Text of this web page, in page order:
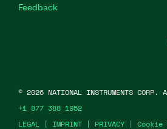
Feedback
LEGAL | IMPRINT | PRIVACY |
© 2026 NATIONAL INSTRUMENTS CORP.
+1 877 388 1952